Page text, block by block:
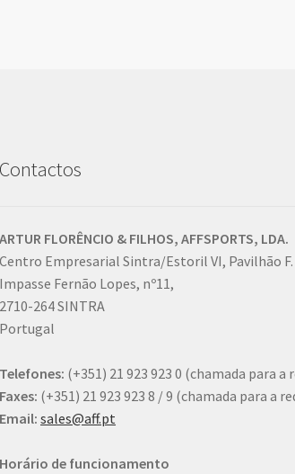
Contactos
ARTUR FLORÊNCIO & FILHOS, AFFSPORTS, LDA.
Centro Empresarial Sintra/Estoril VI, Pavilhão F.
Impasse Fernão Lopes, nº11,
2710-264 SINTRA
Portugal
Telefones: (+351) 21 923 923 0 (chamada para a
Faxes: (+351) 21 923 923 8 / 9 (chamada para a
Email: sales@aff.pt
Horário de funcionamento